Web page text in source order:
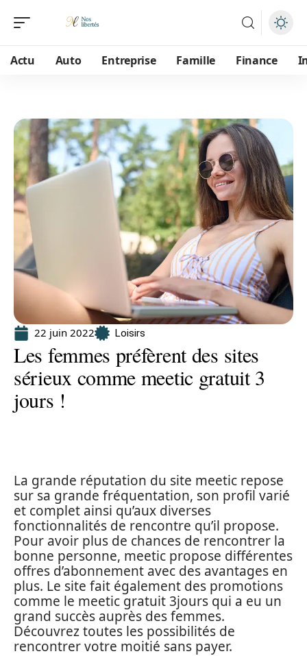
Actu Auto Entreprise Famille Finance
22 juin 2022 Loisirs
Les femmes préfèrent des sites
sérieux comme meetic gratuit 3
jours !
La grande réputation du site meetic repose
sur sa grande fréquentation, son profil varié
et complet ainsi qu’aux diverses
fonctionnalités de rencontre qu’il propose.
Pour avoir plus de chances de rencontrer la
bonne personne, meetic propose différentes
offres d’abonnement avec des avantages en
plus. Le site fait également des promotions
comme le meetic gratuit 3jours qui a eu un
grand succès auprès des femmes.
Découvrez toutes les possibilités de
rencontrer votre moitié sans payer.